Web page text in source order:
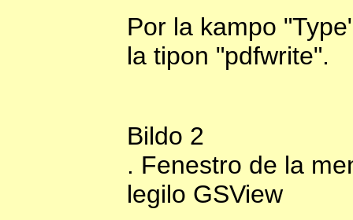
Por la kampo
la tipon "pdfwrite".
Bildo 2
. Fenestro de la
legilo GSView